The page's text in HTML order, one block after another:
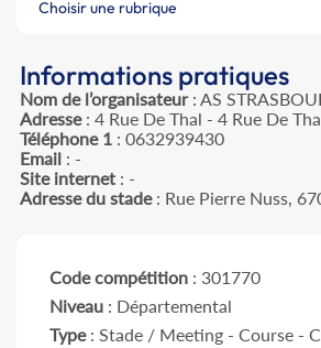
Choisir une rubrique
Informations pratiques
Nom de l’organisateur: AS
Adresse: 4 Rue De Thal - 4 Rue De
Téléphone 1 : 0632939430
Email : -
Site internet : -
Adresse du stade: Rue Pierre Nuss,
Code compétition : 301770
Niveau : Départemental
Type: Stade / Meeting - Course -